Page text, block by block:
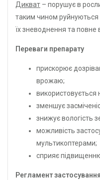
Дикват – порушує в
таким чином руйнуються
їх зневоднення та повне
Переваги препарату
прискорює
врожаю;
використовується
зменшує
знижує вологість
можливість
мультикоптерами;
сприяє
Регламент